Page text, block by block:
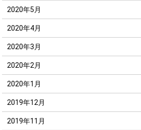
2020年5月
2020年4月
2020年3月
2020年2月
2020年1月
2019年12月
2019年11月